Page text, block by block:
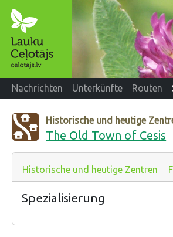
Nachrichten Unterkünfte Routen
Historische und heutige
The Old Town of Cesis
Historische und heutige Zentren
Spezialisierung